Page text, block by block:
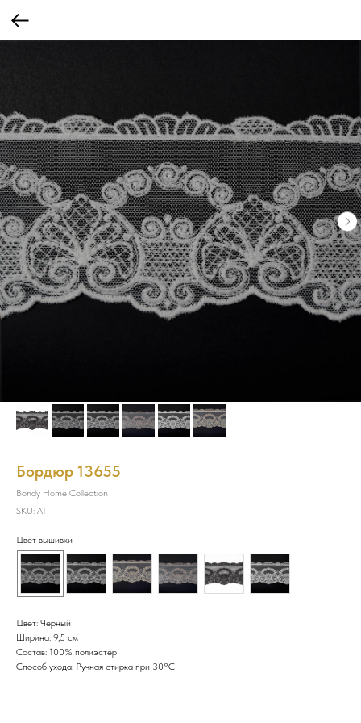
Бордюр 13655
Bondy Home Collection
SKU: A1
Цвет вышивки
Цвет: Черный
Ширина: 9,5 см
Состав: 100% полиэстер
Способ ухода: Ручная стирка при 30°C